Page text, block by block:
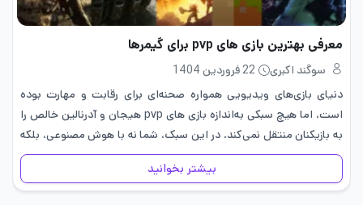
معرفی بهترین بازی های pvp برای گیمرها
سوگند اکبری
22 فروردین 1404
دنیای بازی‌های ویدیویی همواره صحنه‌ای برای رقابت و مهارت بوده
است، اما هیچ سبکی به‌اندازه بازی های pvp هیجان و آدرنالین خالص را
به بازیکنان منتقل نمی‌کند. در این سبک، شما نه با هوش مصنوعی، بلکه
با ذهن و تصمیمات…
بیشتر بخوانید